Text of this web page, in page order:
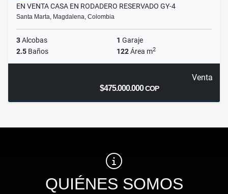
EN VENTA CASA EN RODADERO RESERVADO GY-4
Santa Marta, Magdalena, Colombia
3Alcobas 1 Garaje
2.5 Baños 122Área m2
Venta
$475.000.000COP
QUIÉNES SOMOS